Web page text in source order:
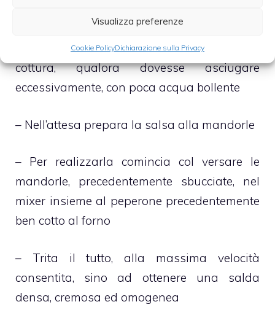
Visualizza preferenze
Cookie PolicyDichiarazione sulla Privacy
pepe e cuoci la carne per ulteriori 60 minuti
eventualmente integrando il fondo di
cottura, qualora dovesse asciugare
eccessivamente, con poca acqua bollente
– Nell’attesa prepara la salsa alla mandorle
– Per realizzarla comincia col versare le
mandorle, precedentemente sbucciate, nel
mixer insieme al peperone precedentemente
ben cotto al forno
– Trita il tutto, alla massima velocità
consentita, sino ad ottenere una salda
densa, cremosa ed omogenea